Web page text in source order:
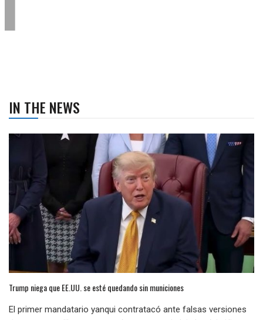
IN THE NEWS
Trump niega que EE.UU. se esté quedando sin municiones
El primer mandatario yanqui contratacó ante falsas versiones